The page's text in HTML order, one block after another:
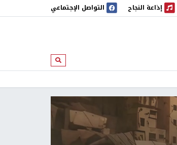
إذاعة النجاح
إذاعة النجاح التواصل الإجتماعي
ابحث